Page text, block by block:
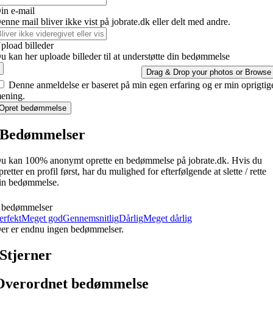
e-mail
mail bliver ikke vist på jobrate.dk eller delt med andre.
billeder
kan her uploade billeder til at understøtte din bedømmelse
Drag & Drop your photos or Browse
Denne anmeldelse er baseret på min egen erfaring og er min
bedømmelse
Bedømmelser
kan 100% anonymt oprette en bedømmelse på jobrate.dk. Hvis du
en profil først, har du mulighed for efterfølgende at slette / rette
bedømmelse.
Meget godGennemsnitligDårligMeget dårlig
er endnu ingen bedømmelser.
Stjerner
bedømmelse